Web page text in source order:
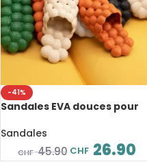
-41%
Sandales EVA douces pour
de massage
Sandales
CHF45.90 CHF 26.90